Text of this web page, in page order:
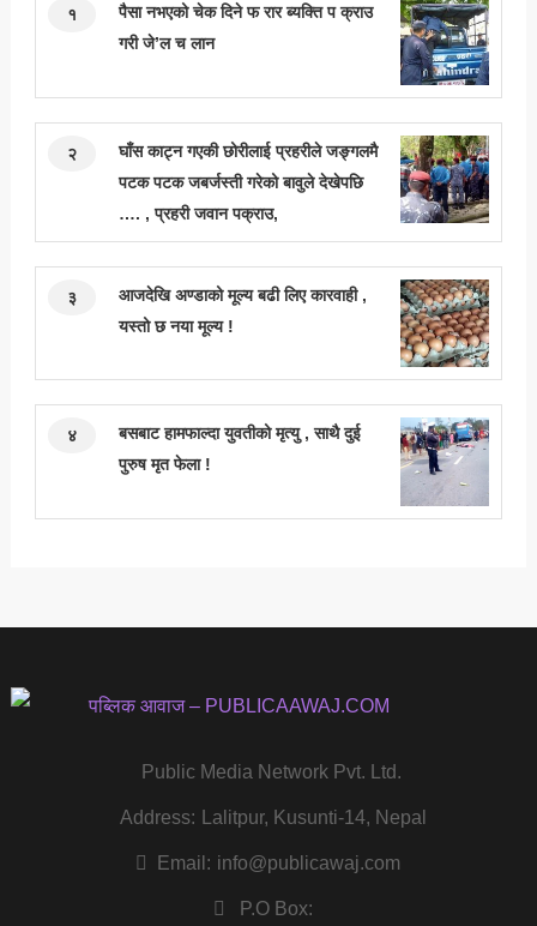
१
पैसा नभएको चेक दिने फ रार ब्यक्ति प क्राउ
गरी जे’ल च लान
२
घाँस काट्न गएकी छोरीलाई प्रहरीले जङ्गलमै
पटक पटक जबर्जस्ती गरेको बावुले देखेपछि
…. , प्रहरी जवान पक्राउ,
३
आजदेखि अण्डाको मूल्य बढी लिए कारवाही ,
यस्तो छ नया मूल्य !
४
बसबाट हामफाल्दा युवतीको मृत्यु , साथै दुई
पुरुष मृत फेला !
Public Media Network Pvt. Ltd.
Address: Lalitpur, Kusunti-14, Nepal
Email: info@publicawaj.com
P.O Box: